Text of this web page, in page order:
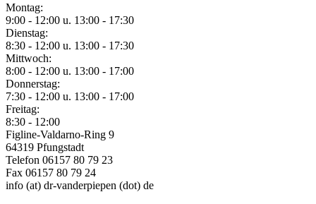
Montag:
9:00 - 12:00 u. 13:00 - 17:30
Dienstag:
8:30 - 12:00 u. 13:00 - 17:30
Mittwoch:
8:00 - 12:00 u. 13:00 - 17:00
Donnerstag:
7:30 - 12:00 u. 13:00 - 17:00
Freitag:
8:30 - 12:00
Figline-Valdarno-Ring 9
64319 Pfungstadt
Telefon 06157 80 79 23
Fax 06157 80 79 24
info (at) dr-vanderpiepen (dot) de